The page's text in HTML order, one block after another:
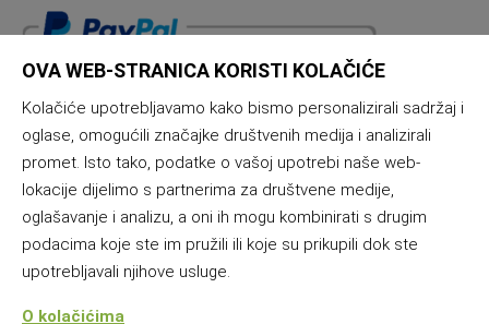
OVA WEB-STRANICA KORISTI KOLAČIĆE
Kolačiće upotrebljavamo kako bismo personalizirali sadržaj i
oglase, omogućili značajke društvenih medija i analizirali
promet. Isto tako, podatke o vašoj upotrebi naše web-
lokacije dijelimo s partnerima za društvene medije,
oglašavanje i analizu, a oni ih mogu kombinirati s drugim
podacima koje ste im pružili ili koje su prikupili dok ste
upotrebljavali njihove usluge.
O kolačićima